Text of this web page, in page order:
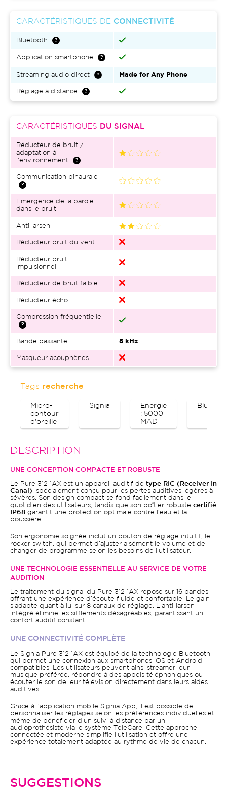
CARACTÉRISTIQUES DE CONNECTIVITÉ
Bluetooth
Application smartphone
Streaming audio direct Made for Any Phone
Réglage à distance
CARACTÉRISTIQUES DU SIGNAL
Réducteur de bruit /
adaptation à
l'environnement
Communication binaurale
Emergence de la parole
dans le bruit
Anti larsen
Réducteur bruit du vent
Réducteur bruit
impulsionnel
Réducteur de bruit faible
Réducteur écho
Compression fréquentielle
Bande passante 8 kHz
Masqueur acouphènes
Tags recherche
Micro-
contour
d'oreille
Signia
Energie
: 5000
MAD
DESCRIPTION
UNE CONCEPTION COMPACTE ET ROBUSTE
Le Pure 312 1AX est un appareil auditif de type RIC (Receiver In
Canal) , spécialement conçu pour les pertes auditives légères à
sévères. Son design compact se fond facilement dans le
quotidien des utilisateurs, tandis que son boîtier robuste certifié
IP68 garantit une protection optimale contre l’eau et la
poussière.
Son ergonomie soignée inclut un bouton de réglage intuitif, le
rocker switch, qui permet d’ajuster aisément le volume et de
changer de programme selon les besoins de l’utilisateur.
UNE TECHNOLOGIE ESSENTIELLE AU SERVICE DE VOTRE
AUDITION
Le traitement du signal du Pure 312 1AX repose sur 16 bandes,
offrant une expérience d’écoute fluide et confortable. Le gain
s’adapte quant à lui sur 8 canaux de réglage. L’anti-larsen
intégré élimine les sifflements désagréables, garantissant un
confort auditif constant.
UNE CONNECTIVITÉ COMPLÈTE
Le Signia Pure 312 1AX est équipé de la technologie Bluetooth,
qui permet une connexion aux smartphones iOS et Android
compatibles. Les utilisateurs peuvent ainsi streamer leur
musique préférée, répondre à des appels téléphoniques ou
écouter le son de leur télévision directement dans leurs aides
auditives.
Grâce à l’application mobile Signia App, il est possible de
personnaliser les réglages selon les préférences individuelles et
même de bénéficier d’un suivi à distance par un
audioprothésiste via le système TeleCare. Cette approche
connectée et moderne simplifie l’utilisation et offre une
expérience totalement adaptée au rythme de vie de chacun.
SUGGESTIONS